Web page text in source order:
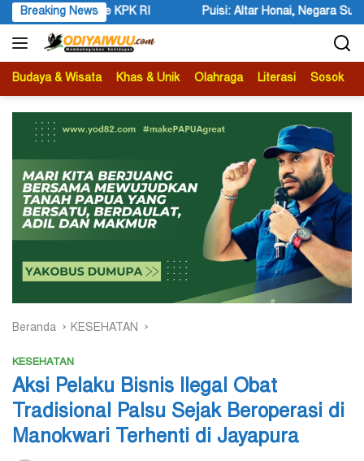
Langsung
ke
konten
Breaking News
Negara Suci, dan Utusan Langit Karya Siswa dan Siswi SMA
Budaya & Wisata Khas & Unik Olahraga Literasi Sosok
Beranda KESEHATAN
KESEHATAN
Aksi Pelaku Bisnis Ilegal Obat
Tradisional Palsu Sejak Beroperasi di
Manokwari Terhenti di Jayapura